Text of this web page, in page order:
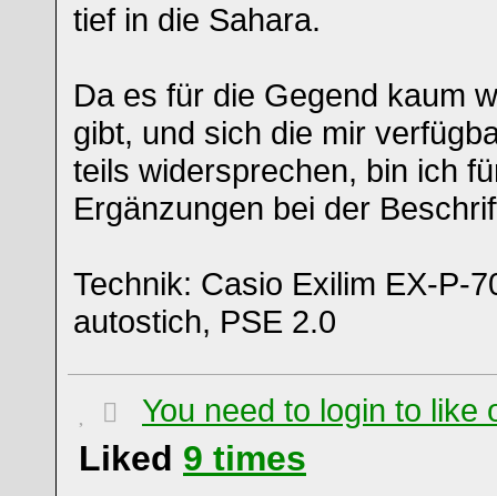
tief in die Sahara.
Da es für die Gegend kaum
gibt, und sich die mir
teils widersprechen, bin ich
Ergänzungen bei der
Technik: Casio Exilim EX-P-
autostich, PSE 2.0
You need to login to like
Liked 9 times